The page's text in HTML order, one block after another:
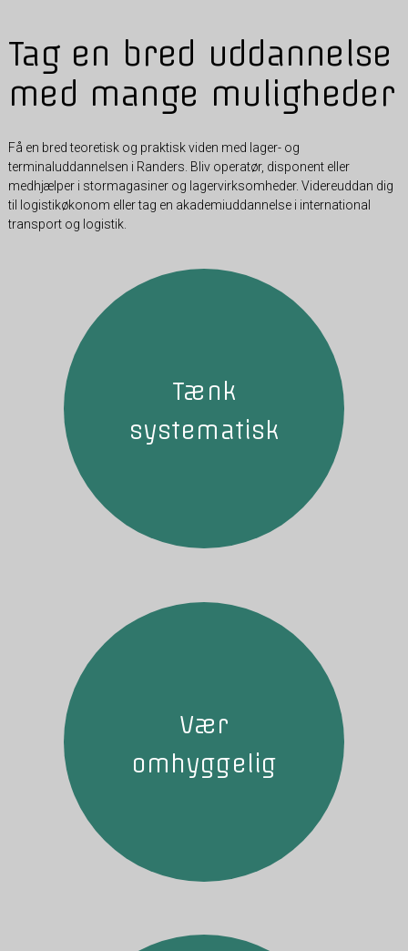
Tag en bred uddannelse
med mange muligheder
Få en bred teoretisk og praktisk viden med lager- og
terminaluddannelsen i Randers. Bliv operatør, disponent eller
medhjælper i stormagasiner og lagervirksomheder. Videreuddan dig
til logistikøkonom eller tag en akademiuddannelse i international
transport og logistik.
Tænk
systematisk
Vær
omhyggelig